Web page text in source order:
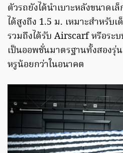
ตัวรถยังได้นำเบาะหลังขนาดเ
ได้สูงถึง 1.5 ม. เหมาะสำหรับ
รวมถึงได้รับ Airscarf หรือร
เป็นออพชั่นมาตรฐานทั้งสองรุ่
หรูน้อยกว่าในอนาคต